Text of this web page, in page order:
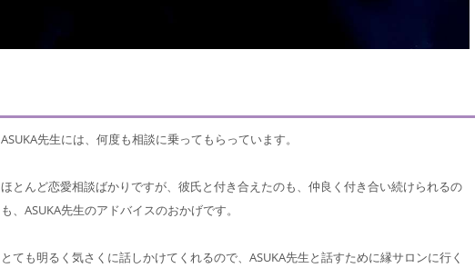
ASUKA先生には、何度も相談に乗ってもらっています。
ほとんど恋愛相談ばかりですが、彼氏と付き合えたのも、仲良く付き合い続けられるの
も、ASUKA先生のアドバイスのおかげです。
とても明るく気さくに話しかけてくれるので、ASUKA先生と話すために縁サロンに行く